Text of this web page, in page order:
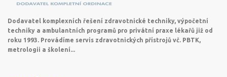
Dodavatel komplexních řešení zdravotnické techniky, výpočetní
techniky a ambulantních programů pro privátní praxe lékařů již od
roku 1993. Provádíme servis zdravotnických přístrojů vč. PBTK,
metrologii a školení...